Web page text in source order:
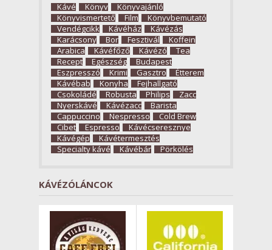
Kávé Könyv
Könyvajánló
Könyvismertető
Film
Könyvbemutató
Vendégcikk
Kávéház
Kávézás
Karácsony
Bor Fesztivál
Koffein
Arabica
Kávéfőző Kávézó
Tea
Recept
Egészség
Budapest
Eszpresszó
Krimi Gasztro
Étterem
Kávébab
Konyha
Fejhallgató
Csokoládé
Robusta Philips
Zacc
Nyerskávé
Kávézacc
Barista
Cappuccino
Nespresso
Cold Brew
Cibet
Espresso
Kávécseresznye
Kávégép
Kávétermesztés
Specialty kávé
Kávébár Pörkölés
KÁVÉZÓLÁNCOK